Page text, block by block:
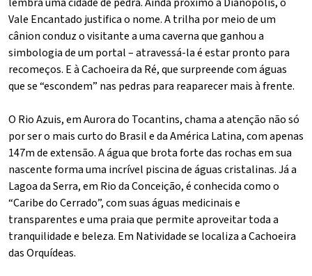
Vale Encantado justifica o nome. A trilha por meio de um
cânion conduz o visitante a uma caverna que ganhou a
simbologia de um portal – atravessá-la é estar pronto para
recomeços. E à Cachoeira da Ré, que surpreende com águas
que se “escondem” nas pedras para reaparecer mais à frente.
O Rio Azuis, em Aurora do Tocantins, chama a atenção não só
por ser o mais curto do Brasil e da América Latina, com apenas
147m de extensão. A água que brota forte das rochas em sua
nascente forma uma incrível piscina de águas cristalinas. Já a
Lagoa da Serra, em Rio da Conceição, é conhecida como o
“Caribe do Cerrado”, com suas águas medicinais e
transparentes e uma praia que permite aproveitar toda a
tranquilidade e beleza. Em Natividade se localiza a Cachoeira
das Orquídeas.